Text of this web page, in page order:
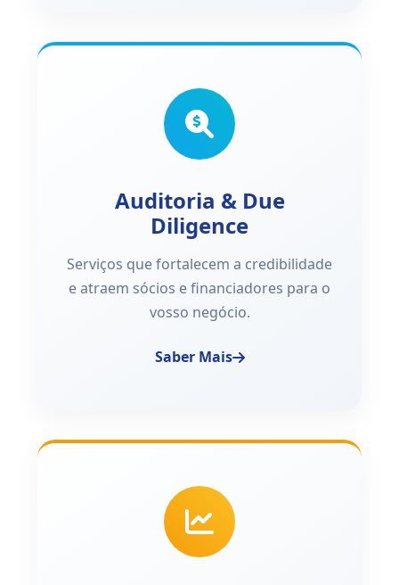
Auditoria & Due
Diligence
Serviços que fortalecem a credibilidade
e atraem sócios e financiadores para o
vosso negócio.
Saber Mais